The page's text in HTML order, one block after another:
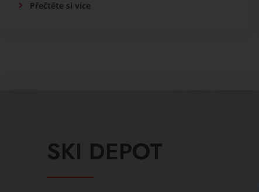
Přečtěte si více
SKI DEPOT